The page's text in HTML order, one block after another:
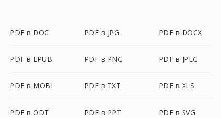
PDF в DOC PDF в JPG PDF в DOCX
PDF в EPUB PDF в PNG PDF в JPEG
PDF в MOBI PDF в TXT PDF в XLS
PDF в ODT PDF в PPT PDF в SVG